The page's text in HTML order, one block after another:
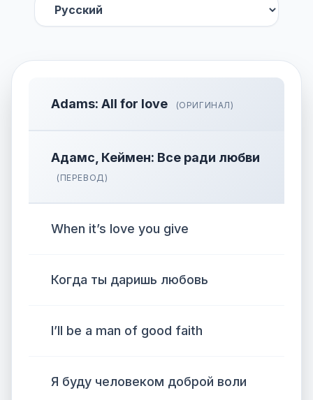
Adams: All for love (ОРИГИНАЛ)
Адамс, Кеймен: Все ради любви
(ПЕРЕВОД)
When it’s love you give
Когда ты даришь любовь
I’ll be a man of good faith
Я буду человеком доброй воли